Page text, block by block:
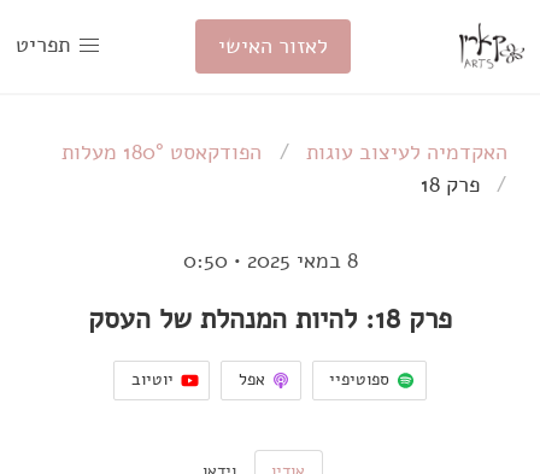
לאזור האישי תפריט
האקדמיה לעיצוב עוגות
הפודקאסט 180° מעלות
פרק 18
8 במאי 2025 •
0:50
פרק 18: להיות המנהלת של העסק
ספוטיפיי אפל יוטיוב